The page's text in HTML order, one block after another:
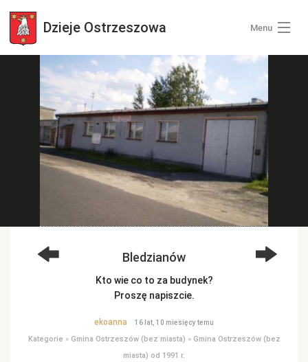
Dzieje Ostrzeszowa Menu
Wszystkie zdjęcia
Kategorie zdjęć
Zaloguj się
Bledzianów
Kto wie co to za budynek?
Proszę napiszcie.
ekoanna 16 lat, 10 miesięcy temu
Kategorie » Gmina Ostrzeszów (bez miasta) » Gmina Ostrzeszów (bez
miasta) od 1991 r.